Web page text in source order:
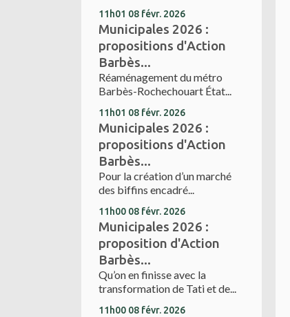
11h01 08 févr. 2026
Municipales 2026 :
propositions d'Action
Barbès...
Réaménagement du métro
Barbès-Rochechouart État...
11h01 08 févr. 2026
Municipales 2026 :
propositions d'Action
Barbès...
Pour la création d’un marché
des biffins encadré...
11h00 08 févr. 2026
Municipales 2026 :
proposition d'Action
Barbès...
Qu’on en finisse avec la
transformation de Tati et de...
11h00 08 févr. 2026